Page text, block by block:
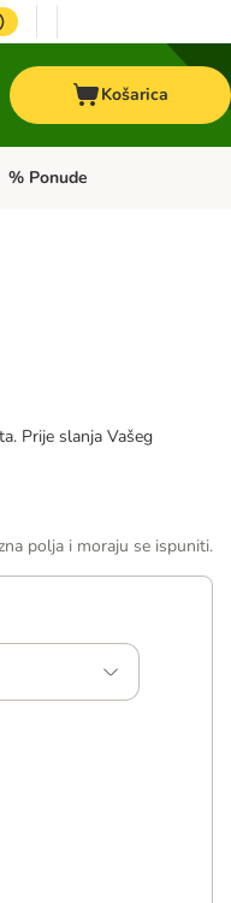
Košarica
Pregled kategorija: Top marke
% Ponude
Prije slanja Vašeg
polja i moraju se ispuniti.